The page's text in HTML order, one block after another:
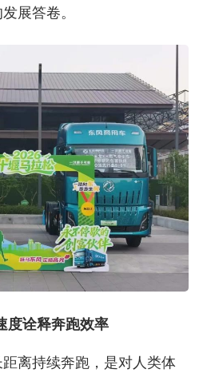
展答卷。
度诠释奔跑效率
离持续奔跑，是对人类体